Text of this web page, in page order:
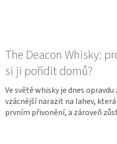
The Deacon Whisky:
si ji pořídit domů?
Ve světě whisky je dnes
vzácnější narazit na lahev,
prvním přivonění, a zároveň